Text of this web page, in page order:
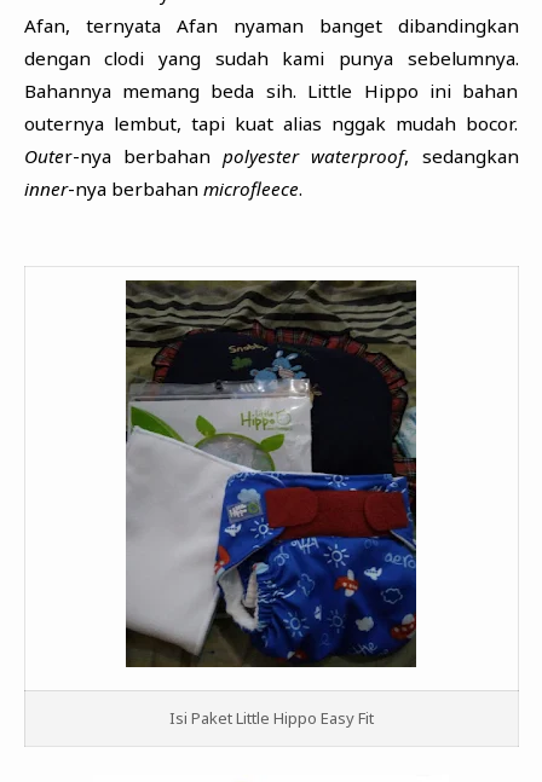
Afan, ternyata Afan nyaman banget dibandingkan
dengan clodi yang sudah kami punya sebelumnya.
Bahannya memang beda sih. Little Hippo ini bahan
outernya lembut, tapi kuat alias nggak mudah bocor.
Outer-nya berbahan polyester waterproof, sedangkan
inner-nya berbahan microfleece.
Isi Paket Little Hippo Easy Fit